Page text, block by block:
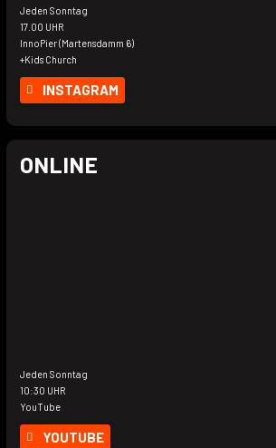
Jeden Sonntag
17.00 UHR
InnoPier (Martensdamm 6)
+Kids Church
INSTAGRAM
ONLINE
Jeden Sonntag
10:30 UHR
YouTube
YOUTUBE